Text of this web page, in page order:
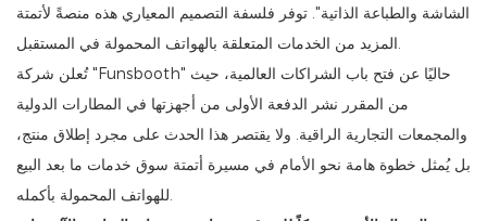
الشاشة والطباعة الذاتية". توفر فلسفة التصميم المعياري هذه منصةً لأتمتة
المزيد من الخدمات المتعلقة بالهواتف المحمولة في المستقبل.
تُعلن شركة "Funsbooth" حاليًا عن فتح باب الشراكات العالمية، حيث
من المقرر نشر الدفعة الأولى من أجهزتها في المطارات الدولية
والمجمعات التجارية الراقية. ولا يقتصر هذا الحدث على مجرد إطلاق منتج،
بل يُمثل خطوة هامة نحو الأمام في مسيرة أتمتة سوق خدمات ما بعد البيع
للهواتف المحمولة بأكمله.